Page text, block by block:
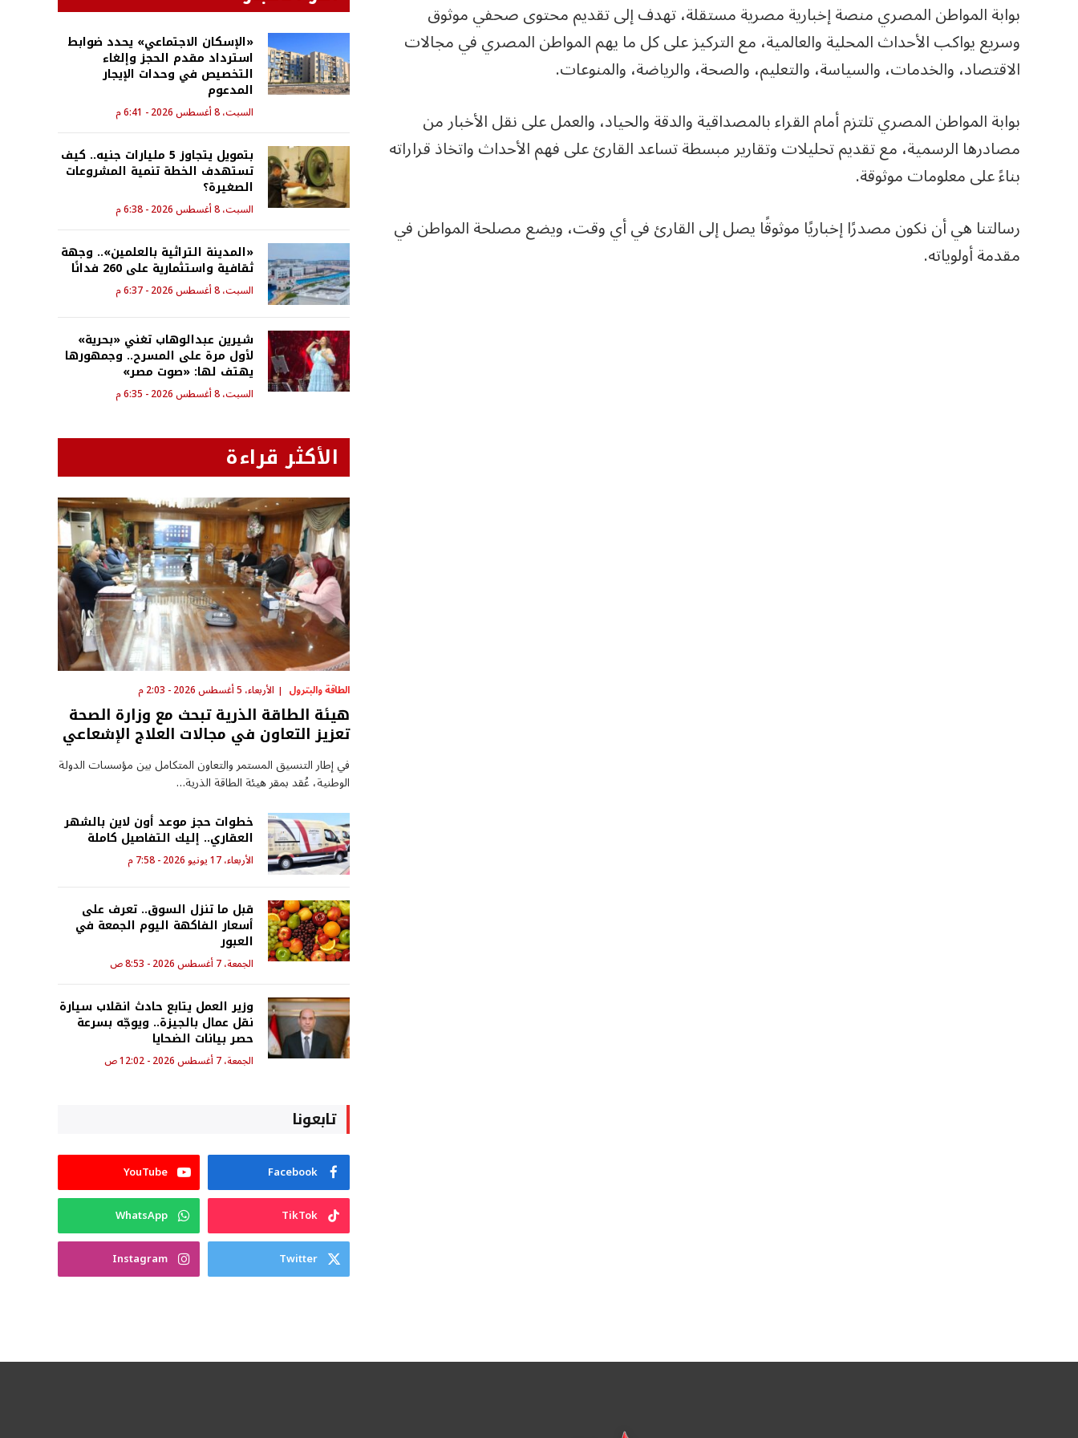
بوابة المواطن المصري منصة إخبارية مصرية مستقلة، تهدف إلى تقديم محتوى صحفي موثوق
وسريع يواكب الأحداث المحلية والعالمية، مع التركيز على كل ما يهم المواطن المصري في مجالات
الاقتصاد، والخدمات، والسياسة، والتعليم، والصحة، والرياضة، والمنوعات.
بوابة المواطن المصري تلتزم أمام القراء بالمصداقية والدقة والحياد، والعمل على نقل الأخبار من
مصادرها الرسمية، مع تقديم تحليلات وتقارير مبسطة تساعد القارئ على فهم الأحداث واتخاذ قراراته
بناءً على معلومات موثوقة.
رسالتنا هي أن نكون مصدرًا إخباريًا موثوقًا يصل إلى القارئ في أي وقت، ويضع مصلحة المواطن في
مقدمة أولوياته.
«الإسكان الاجتماعي» يحدد ضوابط
استرداد مقدم الحجز وإلغاء
التخصيص في وحدات الإيجار
المدعوم
السبت، 8 أغسطس 2026 - 6:41 م
بتمويل يتجاوز 5 مليارات جنيه.. كيف
تستهدف الخطة تنمية المشروعات
الصغيرة؟
السبت، 8 أغسطس 2026 - 6:38 م
«المدينة التراثية بالعلمين».. وجهة
ثقافية واستثمارية على 260 فدانًا
السبت، 8 أغسطس 2026 - 6:37 م
شيرين عبدالوهاب تغني «بحرية»
لأول مرة على المسرح.. وجمهورها
يهتف لها: «صوت مصر»
السبت، 8 أغسطس 2026 - 6:35 م
الأكثر قراءة
الطاقة والبترول الأربعاء، 5 أغسطس 2026 - 2:03 م
هيئة الطاقة الذرية تبحث مع وزارة الصحة
تعزيز التعاون في مجالات العلاج الإشعاعي
في إطار التنسيق المستمر والتعاون المتكامل بين مؤسسات الدولة
الوطنية، عُقد بمقر هيئة الطاقة الذرية…
خطوات حجز موعد أون لاين بالشهر
العقاري.. إليك التفاصيل كاملة
الأربعاء، 17 يونيو 2026 - 7:58 م
قبل ما تنزل السوق.. تعرف على
أسعار الفاكهة اليوم الجمعة في
العبور
الجمعة، 7 أغسطس 2026 - 8:53 ص
وزير العمل يتابع حادث انقلاب سيارة
نقل عمال بالجيزة.. ويوجّه بسرعة
حصر بيانات الضحايا
الجمعة، 7 أغسطس 2026 - 12:02 ص
تابعونا
Facebook
YouTube
TikTok
WhatsApp
Twitter
Instagram